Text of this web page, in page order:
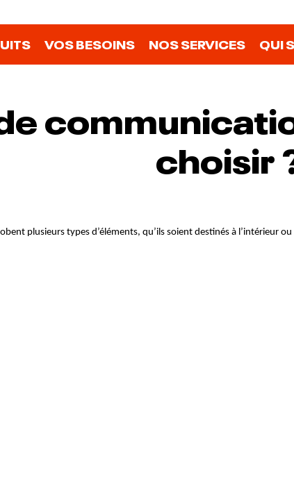
VOS BESOINS NOS SERVICES QUI
choisir
plusieurs types d’éléments, qu’ils soient destinés à l’intérieur